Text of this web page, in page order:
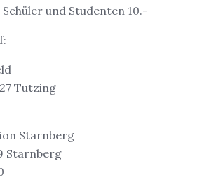
und Studenten 10.-
Tutzing
Starnberg
Starnberg